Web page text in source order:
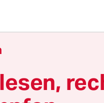
gibt es viele Gründe
funktionieren kann,